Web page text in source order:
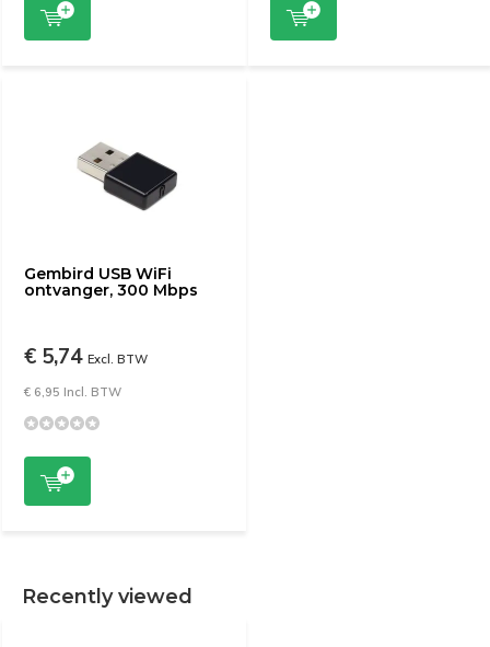
Gembird USB WiFi
ontvanger, 300 Mbps
€ 5,74 Excl. BTW
€ 6,95 Incl. BTW
Recently viewed